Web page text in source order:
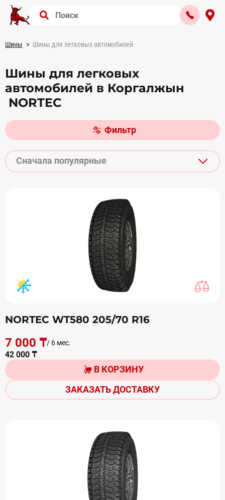
Шины Шины для легковых автомобилей
Шины для легковых
автомобилей в Коргалжын
NORTEC
Фильтр
Сначала популярные
NORTEC WT580 205/70 R16
7 000 ₸/ 6 мес.
42 000 ₸
В КОРЗИНУ
ЗАКАЗАТЬ ДОСТАВКУ